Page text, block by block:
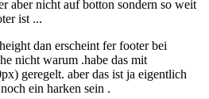
aber nicht auf botton sondern so weit
ist ...
dan erscheint fer footer bei
nicht warum .habe das mit
geregelt. aber das ist ja eigentlich
ein harken sein .